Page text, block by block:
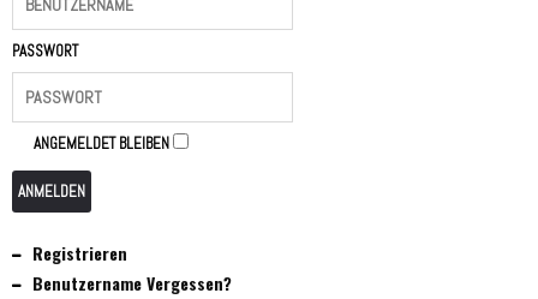
PASSWORT
ANGEMELDET BLEIBEN
ANMELDEN
Registrieren
Benutzername Vergessen?